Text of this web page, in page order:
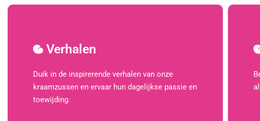
Verhalen
Duik in de inspirerende verhalen van onze
kraamzussen en ervaar hun dagelijkse passie en
toewijding.